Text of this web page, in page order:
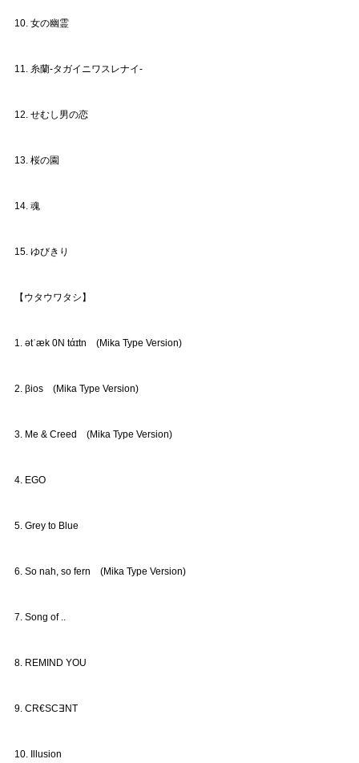
10. 女の幽霊
11. 糸蘭-タガイニワスレナイ-
12. せむし男の恋
13. 桜の園
14. 魂
15. ゆびきり
【ウタウワタシ】
1. ətˈæk 0N tάɪtn (Mika Type Version)
2. βios (Mika Type Version)
3. Me & Creed (Mika Type Version)
4. EGO
5. Grey to Blue
6. So nah, so fern (Mika Type Version)
7. Song of ..
8. REMIND YOU
9. CR€SC∃NT
10. Illusion